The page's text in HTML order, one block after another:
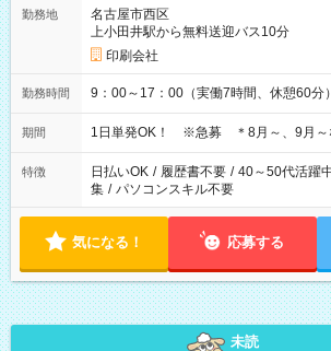
勤務地
名古屋市西区
上小田井駅から無料送迎バス10分
印刷会社
勤務時間 9：00～17：00（実働7時間、休憩60分
期間 1日単発OK！ ※急募 ＊8月～、9月～
特徴 日払いOK / 履歴書不要 / 40～50代活躍
集 / パソコンスキル不要
気になる！ 応募する
未読